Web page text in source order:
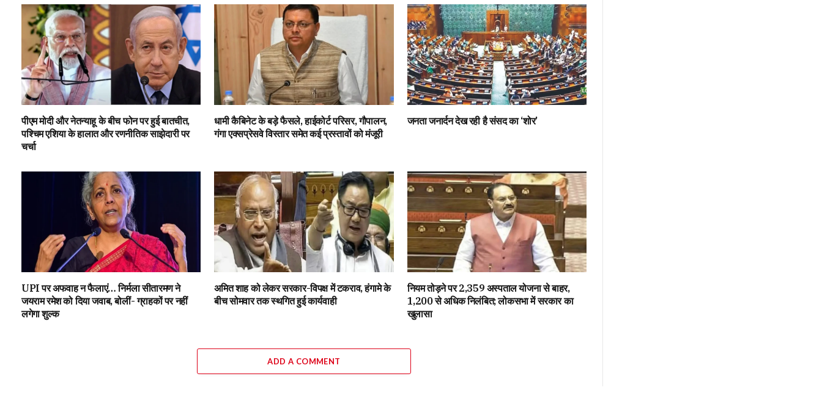
पीएम मोदी और नेतन्याहू के बीच फोन पर हुई बातचीत,
पश्चिम एशिया के हालात और रणनीतिक साझेदारी पर
चर्चा
धामी कैबिनेट के बड़े फैसले, हाईकोर्ट परिसर, गौपालन,
गंगा एक्सप्रेसवे विस्तार समेत कई प्रस्तावों को मंजूरी
जनता जनार्दन देख रही है संसद का ‘शोर’
UPI पर अफवाह न फैलाएं… निर्मला सीतारमण ने
जयराम रमेश को दिया जवाब, बोलीं- ग्राहकों पर नहीं
लगेगा शुल्क
अमित शाह को लेकर सरकार-विपक्ष में टकराव, हंगामे के
बीच सोमवार तक स्थगित हुई कार्यवाही
नियम तोड़ने पर 2,359 अस्पताल योजना से बाहर,
1,200 से अधिक निलंबित; लोकसभा में सरकार का
खुलासा
ADD A COMMENT